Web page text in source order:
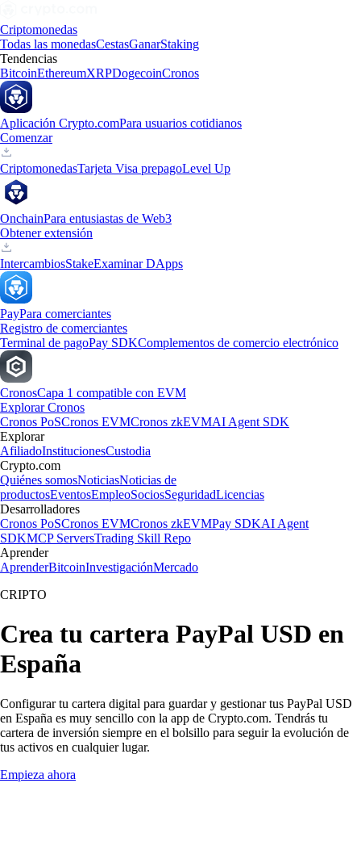
Criptomonedas
Todas las monedasCestasGanarStaking
Tendencias
BitcoinEthereumXRPDogecoinCronos
Aplicación Crypto.comPara usuarios cotidianos
Comenzar
CriptomonedasTarjeta Visa prepagoLevel Up
OnchainPara entusiastas de Web3
Obtener extensión
IntercambiosStakeExaminar DApps
PayPara comerciantes
Registro de comerciantes
Terminal de pagoPay SDKComplementos de comercio electrónico
CronosCapa 1 compatible con EVM
Explorar Cronos
Cronos PoSCronos EVMCronos zkEVMAI Agent SDK
Explorar
AfiliadoInstitucionesCustodia
Crypto.com
Quiénes somosNoticiasNoticias de
productosEventosEmpleoSociosSeguridadLicencias
Desarrolladores
Cronos PoSCronos EVMCronos zkEVMPay SDKAI Agent
SDKMCP ServersTrading Skill Repo
Aprender
AprenderBitcoinInvestigaciónMercado
CRIPTO
Crea tu cartera PayPal USD en
España
Configurar tu cartera digital para guardar y gestionar tus PayPal USD
en España es muy sencillo con la app de Crypto.com. Tendrás tu
cartera de inversión siempre en el bolsillo para seguir la evolución de
tus activos en cualquier lugar.
Empieza ahora